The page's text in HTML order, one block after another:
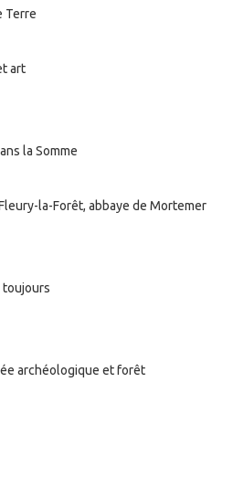
Terre
art
la Somme
la-Forêt, abbaye de Mortemer
toujours
archéologique et forêt